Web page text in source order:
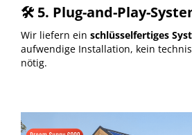
🛠️ 5. Plug-and-Play-
Wir liefern ein schlüsselfertiges
aufwendige Installation, kein
nötig.